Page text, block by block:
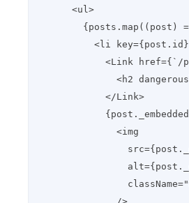
      <ul>
{posts.map((post)
<li
<Link
            </Link>
              <img